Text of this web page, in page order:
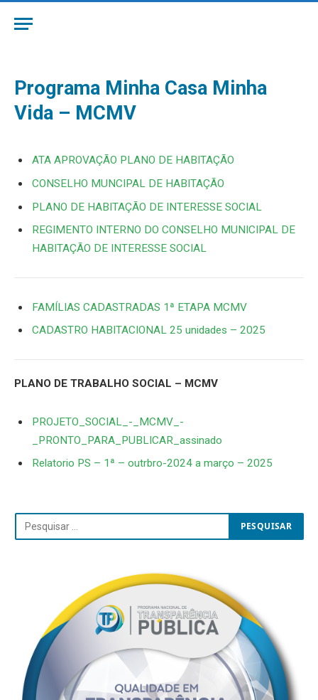
Programa Minha Casa Minha
Vida – MCMV
ATA APROVAÇÃO PLANO DE HABITAÇÃO
CONSELHO MUNCIPAL DE HABITAÇÃO
PLANO DE HABITAÇÃO DE INTERESSE SOCIAL
REGIMENTO INTERNO DO CONSELHO MUNICIPAL DE
HABITAÇÃO DE INTERESSE SOCIAL
FAMÍLIAS CADASTRADAS 1ª ETAPA MCMV
CADASTRO HABITACIONAL 25 unidades – 2025
PLANO DE TRABALHO SOCIAL – MCMV
PROJETO_SOCIAL_-_MCMV_-
_PRONTO_PARA_PUBLICAR_assinado
Relatorio PS – 1ª – outrbro-2024 a março – 2025